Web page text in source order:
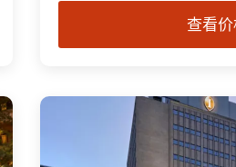
查看